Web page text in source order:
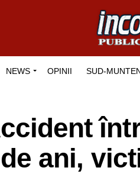
NEWS OPINII SUD-
ani,